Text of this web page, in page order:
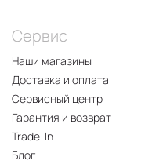
Сервис
Наши магазины
Доставка и оплата
Сервисный центр
Гарантия и возврат
Trade-In
Блог